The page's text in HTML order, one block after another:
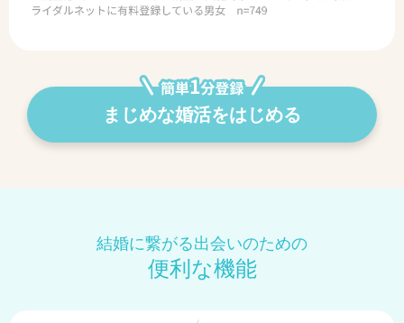
まじめな婚活をはじめる
結婚に繋がる出会いのための
便利な機能